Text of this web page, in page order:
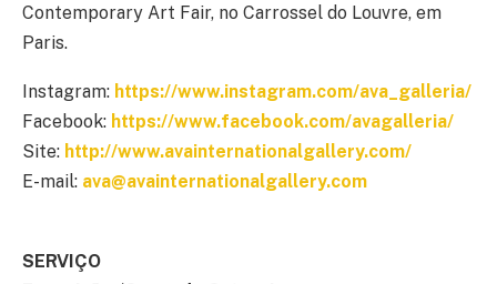
Contemporary Art Fair, no Carrossel do Louvre, em
Paris.
Instagram: https://www.instagram.com/ava_galleria/
Facebook: https://www.facebook.com/avagalleria/
Site: http://www.avainternationalgallery.com/
E-mail: ava@avainternationalgallery.com
SERVIÇO